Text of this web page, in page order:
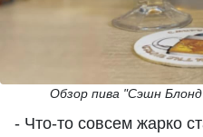
Обзор пива "Сэшн Блонд
- Что-то совсем жарко